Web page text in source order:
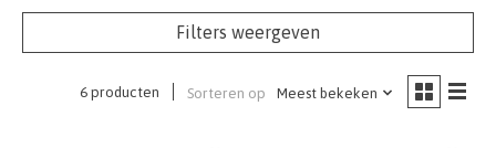
Filters weergeven
6 producten Sorteren op Meest bekeken